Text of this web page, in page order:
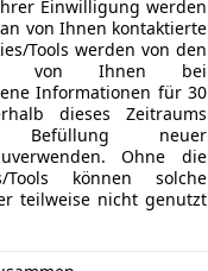
Einwilligung werden
von Ihnen kontaktierte
Tools werden von den
von Ihnen bei
Informationen für 30
dieses Zeitraums
neuer
Ohne die
Tools können solche
teilweise nicht genutzt